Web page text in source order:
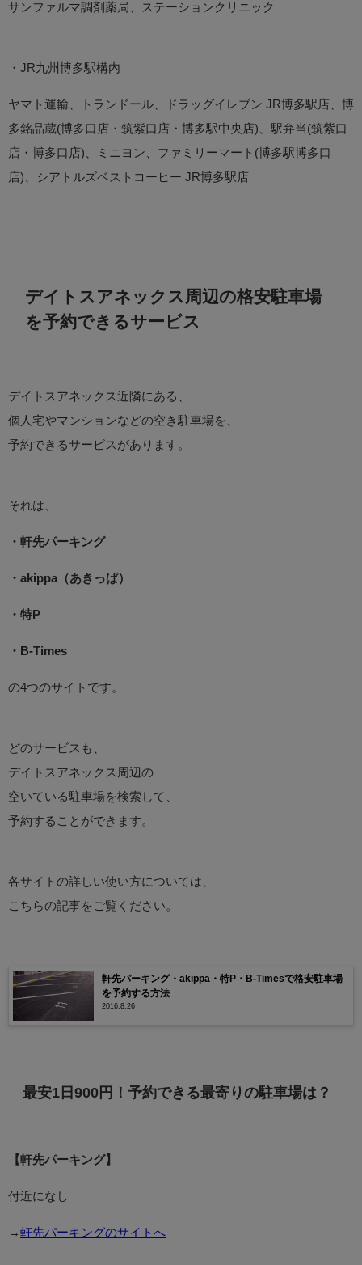
サンファルマ調剤薬局、ステーションクリニック
・JR九州博多駅構内
ヤマト運輸、トランドール、ドラッグイレブン JR博多駅店、博
多銘品蔵(博多口店・筑紫口店・博多駅中央店)、駅弁当(筑紫口
店・博多口店)、ミニヨン、ファミリーマート(博多駅博多口
店)、シアトルズベストコーヒー JR博多駅店
デイトスアネックス周辺の格安駐車場
を予約できるサービス
デイトスアネックス近隣にある、
個人宅やマンションなどの空き駐車場を、
予約できるサービスがあります。
それは、
・軒先パーキング
・akippa（あきっぱ）
・特P
・B-Times
の4つのサイトです。
どのサービスも、
デイトスアネックス周辺の
空いている駐車場を検索して、
予約することができます。
各サイトの詳しい使い方については、
こちらの記事をご覧ください。
軒先パーキング・akippa・特P・B-Timesで格安駐車場
を予約する方法
2016.8.26
最安1日900円！予約できる最寄りの駐車場は？
【軒先パーキング】
付近になし
→ 軒先パーキングのサイトへ